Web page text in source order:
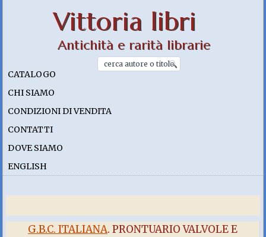
Vittoria libri
Antichità e rarità librarie
CATALOGO
CHI SIAMO
CONDIZIONI DI VENDITA
CONTATTI
DOVE SIAMO
ENGLISH
G.B.C. ITALIANA. PRONTUARIO VALVOLE E